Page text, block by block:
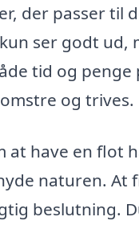
der passer til
ser godt ud,
tid og
og trives.
at have en flot
naturen.
beslutning.